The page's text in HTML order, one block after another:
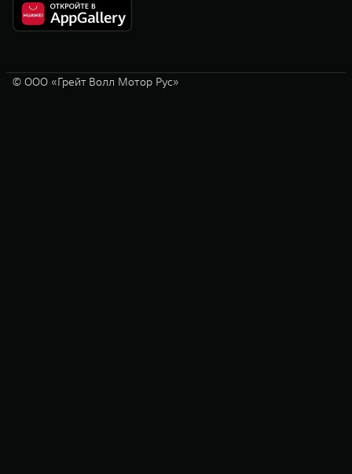
© ООО «Грейт Волл Мотор Рус»